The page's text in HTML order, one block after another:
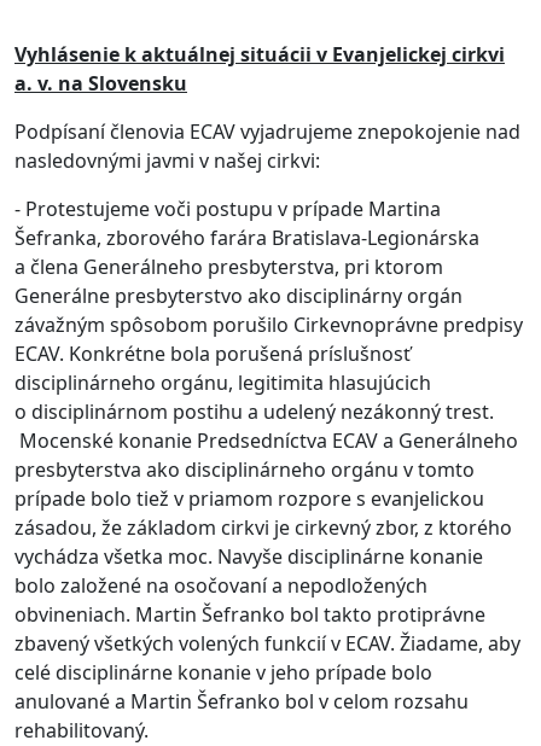
Vyhlásenie k aktuálnej situácii v Evanjelickej cirkvi
a. v. na Slovensku
Podpísaní členovia ECAV vyjadrujeme znepokojenie nad
nasledovnými javmi v našej cirkvi:
- Protestujeme voči postupu v prípade Martina
Šefranka, zborového farára Bratislava-Legionárska
a člena Generálneho presbyterstva, pri ktorom
Generálne presbyterstvo ako disciplinárny orgán
závažným spôsobom porušilo Cirkevnoprávne predpisy
ECAV. Konkrétne bola porušená príslušnosť
disciplinárneho orgánu, legitimita hlasujúcich
o disciplinárnom postihu a udelený nezákonný trest.
Mocenské konanie Predsedníctva ECAV a Generálneho
presbyterstva ako disciplinárneho orgánu v tomto
prípade bolo tiež v priamom rozpore s evanjelickou
zásadou, že základom cirkvi je cirkevný zbor, z ktorého
vychádza všetka moc. Navyše disciplinárne konanie
bolo založené na osočovaní a nepodložených
obvineniach. Martin Šefranko bol takto protiprávne
zbavený všetkých volených funkcií v ECAV. Žiadame, aby
celé disciplinárne konanie v jeho prípade bolo
anulované a Martin Šefranko bol v celom rozsahu
rehabilitovaný.